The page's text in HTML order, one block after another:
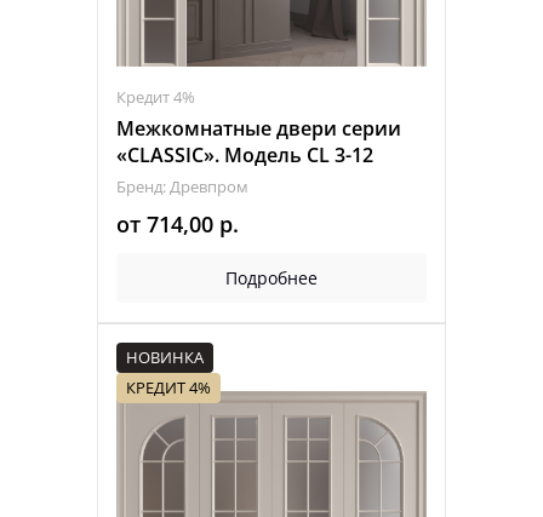
Кредит 4%
Межкомнатные двери серии
«CLASSIC». Модель CL 3-12
Бренд: Древпром
от 714,00 р.
Подробнее
НОВИНКА
КРЕДИТ 4%